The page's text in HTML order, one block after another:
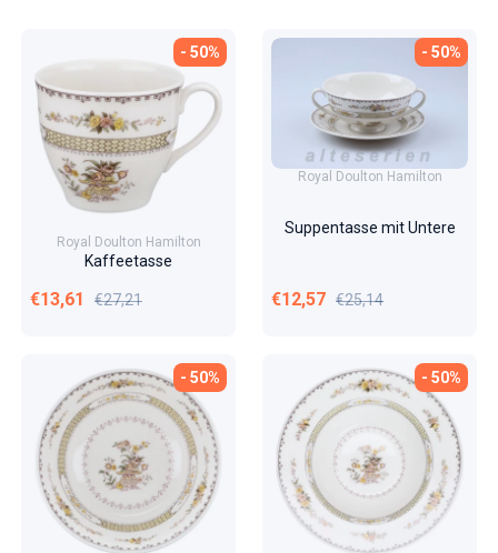
- 50%
Royal Doulton Hamilton
Kaffeetasse
Verkaufspreis
€13,61 Normaler Preis
€27,21
- 50%
Royal Doulton Hamilton
Suppentasse mit Untere
Verkaufspreis
€12,57 Normaler Preis
€25,14
- 50% - 50%